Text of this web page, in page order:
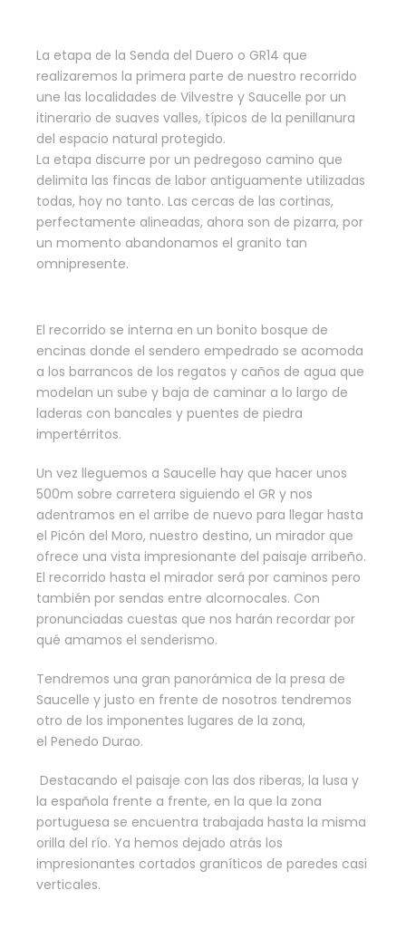
La etapa de la Senda del Duero o GR14 que
realizaremos la primera parte de nuestro recorrido
une las localidades de Vilvestre y Saucelle por un
itinerario de suaves valles, típicos de la penillanura
del espacio natural protegido.
La etapa discurre por un pedregoso camino que
delimita las fincas de labor antiguamente utilizadas
todas, hoy no tanto. Las cercas de las cortinas,
perfectamente alineadas, ahora son de pizarra, por
un momento abandonamos el granito tan
omnipresente.
El recorrido se interna en un bonito bosque de
encinas donde el sendero empedrado se acomoda
a los barrancos de los regatos y caños de agua que
modelan un sube y baja de caminar a lo largo de
laderas con bancales y puentes de piedra
impertérritos.
Un vez lleguemos a Saucelle hay que hacer unos
500m sobre carretera siguiendo el GR y nos
adentramos en el arribe de nuevo para llegar hasta
el Picón del Moro, nuestro destino, un mirador que
ofrece una vista impresionante del paisaje arribeño.
El recorrido hasta el mirador será por caminos pero
también por sendas entre alcornocales. Con
pronunciadas cuestas que nos harán recordar por
qué amamos el senderismo.
Tendremos una gran panorámica de la presa de
Saucelle y justo en frente de nosotros tendremos
otro de los imponentes lugares de la zona,
el Penedo Durao.
Destacando el paisaje con las dos riberas, la lusa y
la española frente a frente, en la que la zona
portuguesa se encuentra trabajada hasta la misma
orilla del río. Ya hemos dejado atrás los
impresionantes cortados graníticos de paredes casi
verticales.